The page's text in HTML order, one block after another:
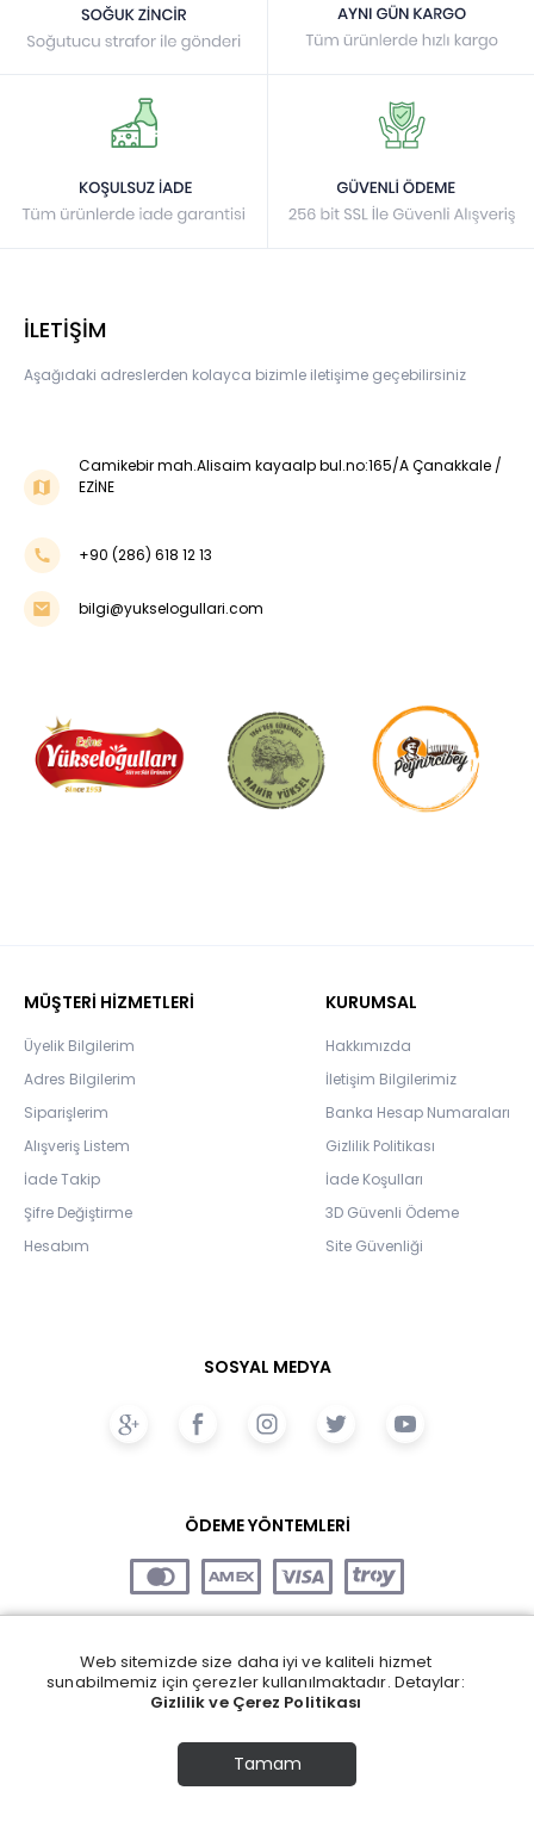
İLETİŞİM
Aşağıdaki adreslerden kolayca bizimle iletişime geçebilirsiniz
Camikebir mah.Alisaim kayaalp bul.no:165/A Çanakkale /
EZİNE
+90 (286) 618 12 13
bilgi@yukselogullari.com
MÜŞTERİ HİZMETLERİ
Üyelik Bilgilerim
Adres Bilgilerim
Siparişlerim
Alışveriş Listem
İade Takip
Şifre Değiştirme
Hesabım
KURUMSAL
Hakkımızda
İletişim Bilgilerimiz
Banka Hesap Numaraları
Gizlilik Politikası
İade Koşulları
3D Güvenli Ödeme
Site Güvenliği
SOSYAL MEDYA
ÖDEME YÖNTEMLERİ
Web sitemizde size daha iyi ve kaliteli hizmet
sunabilmemiz için çerezler kullanılmaktadır. Detaylar:
Gizlilik ve Çerez Politikası
Tamam